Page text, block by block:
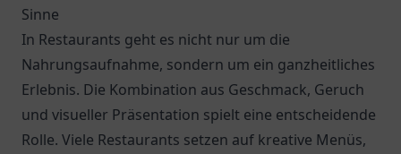
Sinne
In Restaurants geht es nicht nur um die
Nahrungsaufnahme, sondern um ein ganzheitliches
Erlebnis. Die Kombination aus Geschmack, Geruch
und visueller Präsentation spielt eine entscheidende
Rolle. Viele Restaurants setzen auf kreative Menüs,